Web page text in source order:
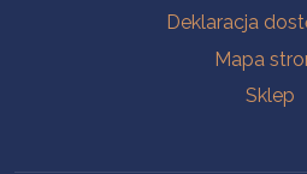
Deklaracja
Mapa
Sklep